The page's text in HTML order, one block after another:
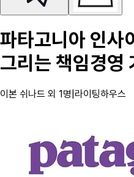
파타고니아 인사
그리는 책임경영
이본 쉬나드 외 1명 라이팅하우스